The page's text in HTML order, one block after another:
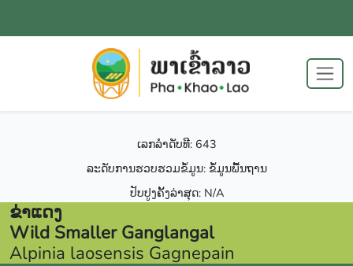
ເລກລຳດັບທີ: 643
ລະດັບການຮວບຮວມຂໍ້ມູນ: ຂໍ້ມູນພື້ນຖານ
ປັບປູງຄັ້ງລ່າສຸດ: N/A
ຂ່າແດງ
Wild Smaller Ganglangal
Alpinia laosensis Gagnepain